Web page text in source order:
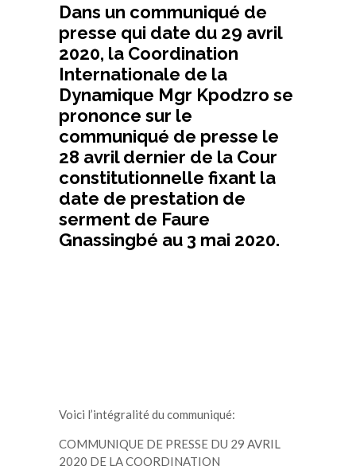
Dans un communiqué de
presse qui date du 29 avril
2020, la Coordination
Internationale de la
Dynamique Mgr Kpodzro se
prononce sur le
communiqué de presse le
28 avril dernier de la Cour
constitutionnelle fixant la
date de prestation de
serment de Faure
Gnassingbé au 3 mai 2020.
Voici l’intégralité du communiqué:
COMMUNIQUE DE PRESSE DU 29 AVRIL
2020 DE LA COORDINATION